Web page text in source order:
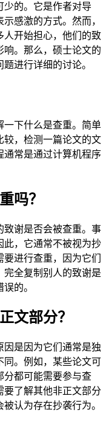
少的。它是作者对导
感激的方式。然而，
人开始担心，他们的致
。那么，硕士论文的
进行详细的讨论。
一下什么是查重。简单
较，检测一篇论文的文
通常是通过计算机程序
吗？
致谢是否会被查重。事
此，它通常不被视为抄
进行查重，因为它们
完全复制别人的致谢是
的。
文部分？
因是因为它们通常是独
同。例如，某些论文可
分都可能需要参与查
要了解其他非正文部分
认为存在抄袭行为。